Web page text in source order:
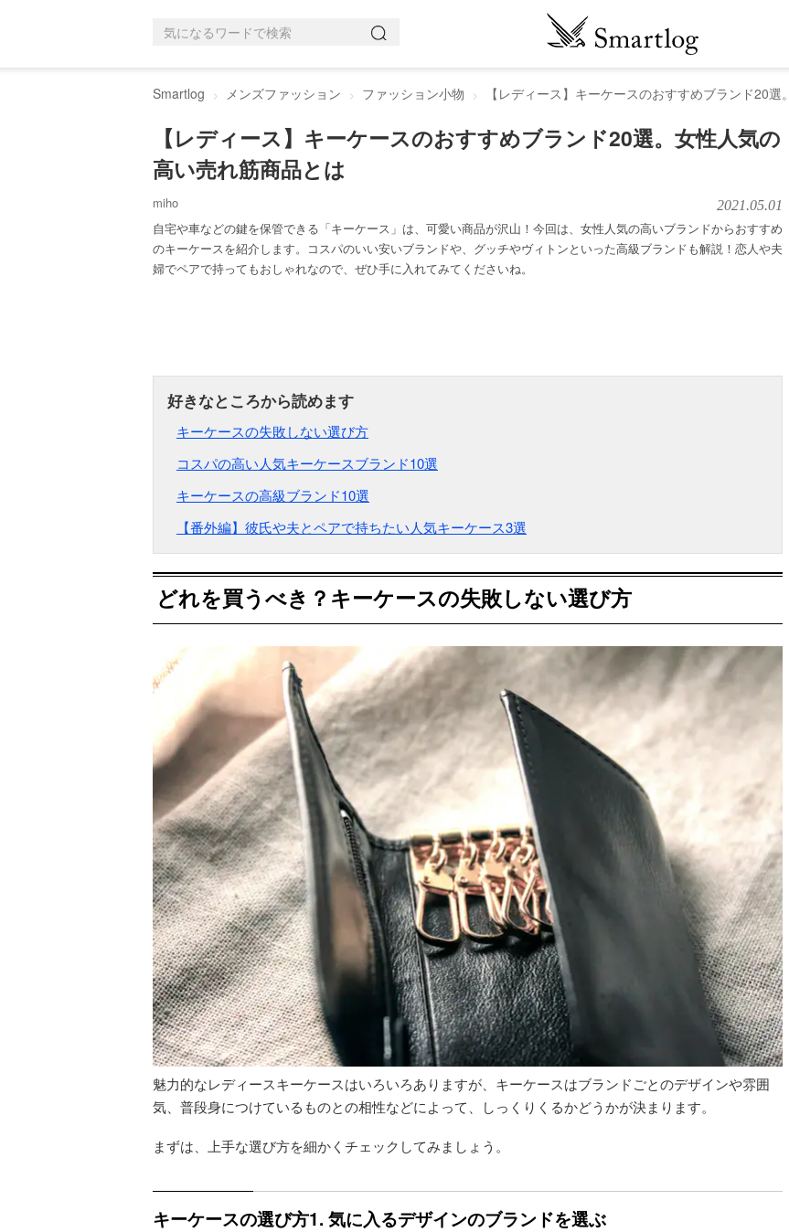
Smartlog メンズファッション ファッション小物 【レディース】キーケースのおすすめブランド20
【レディース】キーケースのおすすめブランド20選。女性人気の
高い売れ筋商品とは
miho 2021.05.01
自宅や車などの鍵を保管できる「キーケース」は、可愛い商品が沢山！今回は、女性人気の高いブランドからおすすめ
のキーケースを紹介します。コスパのいい安いブランドや、グッチやヴィトンといった高級ブランドも解説！恋人や夫
婦でペアで持ってもおしゃれなので、ぜひ手に入れてみてくださいね。
キーケースの失敗しない選び方
コスパの高い人気キーケースブランド10選
キーケースの高級ブランド10選
【番外編】彼氏や夫とペアで持ちたい人気キーケース3選
どれを買うべき？キーケースの失敗しない選び方
魅力的なレディースキーケースはいろいろありますが、キーケースはブランドごとのデザインや雰囲
気、普段身につけているものとの相性などによって、しっくりくるかどうかが決まります。
まずは、上手な選び方を細かくチェックしてみましょう。
キーケースの選び方1. 気に入るデザインのブランドを選ぶ